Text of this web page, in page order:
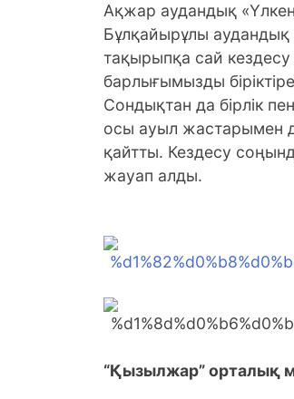
Ақжар аудандық
Бұлқайырұлы аудандық
тақырыпқа сай кездесу
барлығымызды
Сондықтан да бірлік
осы ауыл жастарымен
қайтты. Кездесу
жауап алды.
“Қызылжар” орталық